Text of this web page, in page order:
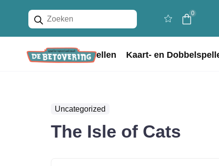
Producten
zoeken
0
Home Bordspellen Kaart- en
Uncategorized
The Isle of Cats